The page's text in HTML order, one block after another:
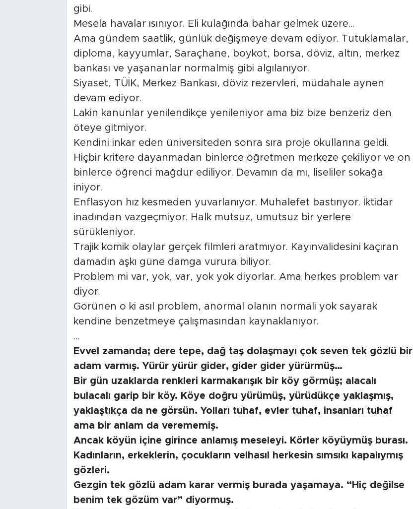
gibi.
Mesela havalar ısınıyor. Eli kulağında bahar gelmek üzere...
Ama gündem saatlik, günlük değişmeye devam ediyor. Tutuklamalar,
diploma, kayyumlar, Saraçhane, boykot, borsa, döviz, altın, merkez
bankası ve yaşananlar normalmiş gibi algılanıyor.
Siyaset, TÜİK, Merkez Bankası, döviz rezervleri, müdahale aynen
devam ediyor.
Lakin kanunlar yenilendikçe yenileniyor ama biz bize benzeriz den
öteye gitmiyor.
Kendini inkar eden üniversiteden sonra sıra proje okullarına geldi.
Hiçbir kritere dayanmadan binlerce öğretmen merkeze çekiliyor ve on
binlerce öğrenci mağdur ediliyor. Devamın da mı, liseliler sokağa
iniyor.
Enflasyon hız kesmeden yuvarlanıyor. Muhalefet bastırıyor. İktidar
inadından vazgeçmiyor. Halk mutsuz, umutsuz bir yerlere
sürükleniyor.
Trajik komik olaylar gerçek filmleri aratmıyor. Kayınvalidesini kaçıran
damadın aşkı güne damga vurura biliyor.
Problem mi var, yok, var, yok yok diyorlar. Ama herkes problem var
diyor.
Görünen o ki asıl problem, anormal olanın normali yok sayarak
kendine benzetmeye çalışmasından kaynaklanıyor.
…
Evvel zamanda; dere tepe, dağ taş dolaşmayı çok seven tek gözlü bir
adam varmış. Yürür yürür gider, gider gider yürürmüş…
Bir gün uzaklarda renkleri karmakarışık bir köy görmüş; alacalı
bulacalı garip bir köy. Köye doğru yürümüş, yürüdükçe yaklaşmış,
yaklaştıkça da ne görsün. Yolları tuhaf, evler tuhaf, insanları tuhaf
ama bir anlam da verememiş.
Ancak köyün içine girince anlamış meseleyi. Körler köyüymüş burası.
Kadınların, erkeklerin, çocukların velhasıl herkesin sımsıkı kapalıymış
gözleri.
Gezgin tek gözlü adam karar vermiş burada yaşamaya. “Hiç değilse
benim tek gözüm var” diyormuş.
Resmi İlanlar